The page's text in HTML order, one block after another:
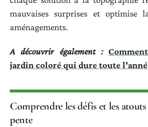
mauvaises surprises et optimise
aménagements.
A découvrir également :
jardin coloré qui dure toute
Comprendre les défis et les
pente